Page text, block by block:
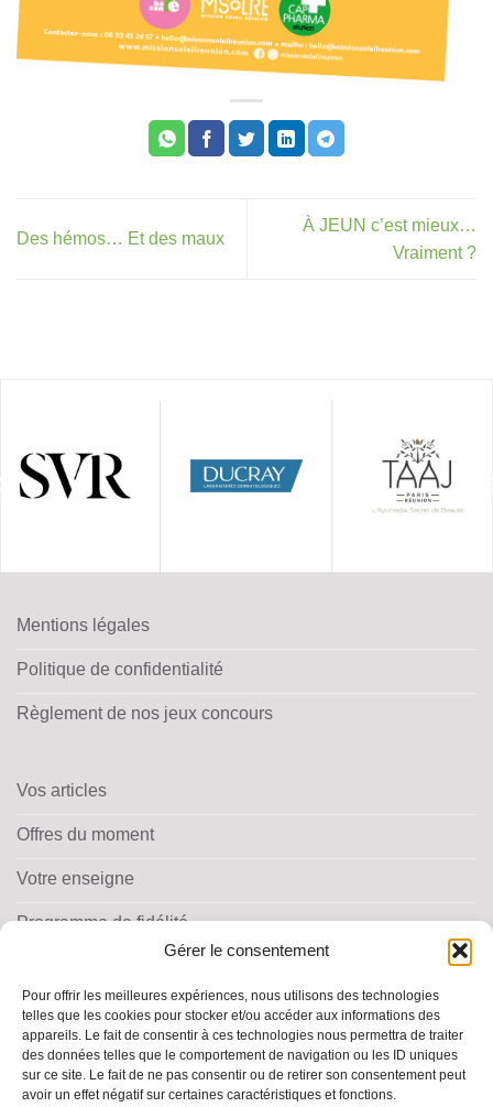
Gérer le consentement
Pour offrir les meilleures expériences, nous utilisons des technologies
telles que les cookies pour stocker et/ou accéder aux informations des
appareils. Le fait de consentir à ces technologies nous permettra de traiter
des données telles que le comportement de navigation ou les ID uniques
sur ce site. Le fait de ne pas consentir ou de retirer son consentement peut
avoir un effet négatif sur certaines caractéristiques et fonctions.
Des hémos… Et des maux
À JEUN c’est mieux…
Vraiment ?
Mentions légales
Politique de confidentialité
Règlement de nos jeux concours
Vos articles
Offres du moment
Votre enseigne
Programme de fidélité
TROUVER MA PHARMACIE